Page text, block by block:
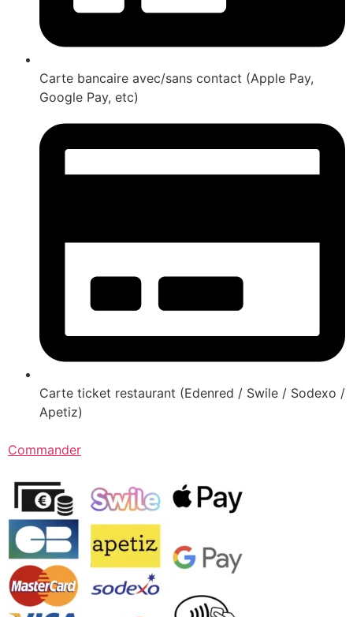
Carte bancaire avec/sans contact (Apple Pay,
Google Pay, etc)
Carte ticket restaurant (Edenred / Swile / Sodexo /
Apetiz)
Commander